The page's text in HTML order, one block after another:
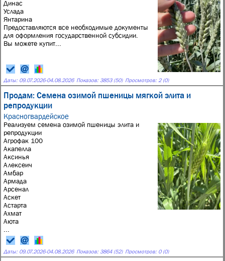
Динас
Услада
Янтарина
Предоставляются все необходимые документы
для оформления государственной субсидии.
Вы можете купит...
Даты: 09.07.2026-04.08.2026 Показов: 3853 (50) Просмотров: 2 (0)
Продам: Семена озимой пшеницы мягкой элита и
репродукции
Красногвардейское
Реализуем семена озимой пшеницы элита и
репродукции
Агрофак 100
Акапелла
Аксинья
Алексеич
Амбар
Армада
Арсенал
Аскет
Астарта
Ахмат
Аюта
Даты: 09.07.2026-04.08.2026 Показов: 3864 (52) Просмотров: 0 (0)